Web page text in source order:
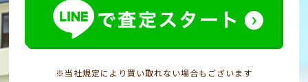
※当社規定により買い取れない場合もございます